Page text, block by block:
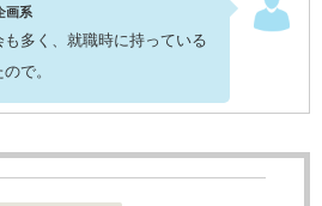
画系
多く、就職時に持っている
で。